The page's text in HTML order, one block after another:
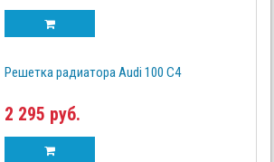
Решетка радиатора Audi 100 C4
2 295 руб.